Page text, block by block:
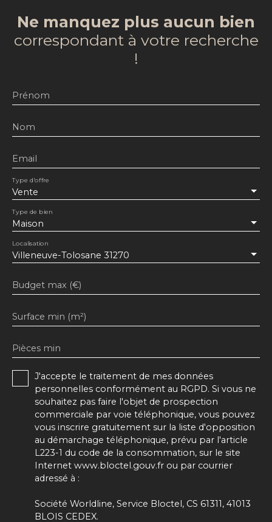
Ne manquez plus aucun bien
correspondant à votre recherche
!
Prénom
Nom
Email
Vente
Type d'offre
Maison
Type de bien
Villeneuve-Tolosane 31270
Localisation
Budget max (€)
Surface min (m²)
Pièces min
J'accepte le traitement de mes données
personnelles conformément au RGPD. Si vous ne
souhaitez pas faire l'objet de prospection
commerciale par voie téléphonique, vous pouvez
vous inscrire gratuitement sur la liste d'opposition
au démarchage téléphonique, prévu par l'article
L223-1 du code de la consommation, sur le site
Internet www.bloctel.gouv.fr ou par courrier
adressé à :
Société Worldline, Service Bloctel, CS 61311, 41013
BLOIS CEDEX.